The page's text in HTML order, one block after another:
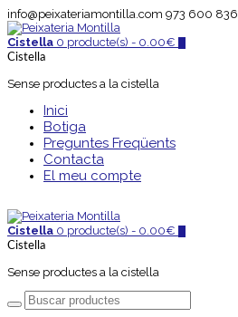
info@peixateriamontilla.com 973 600 836
Cistella 0 producte(s) - 0.00€
Cistella
Sense productes a la cistella
Inici
Botiga
Preguntes Freqüents
Contacta
El meu compte
Cistella 0 producte(s) - 0.00€
Cistella
Sense productes a la cistella